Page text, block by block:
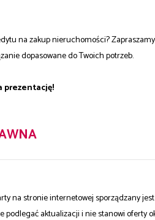
na zakup nieruchomości?
dopasowane do Twoich potrzeb.
prezentację!
na stronie internetowej sporządzany
podlegać aktualizacji i nie stanowi oferty